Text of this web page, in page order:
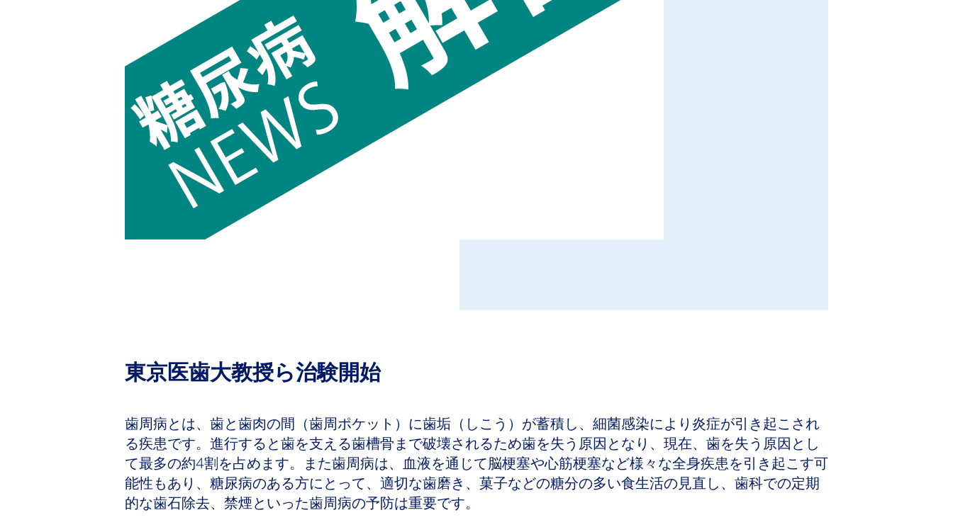
東京医歯大教授ら治験開始
歯周病とは、歯と歯肉の間（歯周ポケット）に歯垢（しこう）が蓄積し、細菌感染により炎症が引き起こされ
る疾患です。進行すると歯を支える歯槽骨まで破壊されるため歯を失う原因となり、現在、歯を失う原因とし
て最多の約4割を占めます。また歯周病は、血液を通じて脳梗塞や心筋梗塞など様々な全身疾患を引き起こす可
能性もあり、糖尿病のある方にとって、適切な歯磨き、菓子などの糖分の多い食生活の見直し、歯科での定期
的な歯石除去、禁煙といった歯周病の予防は重要です。